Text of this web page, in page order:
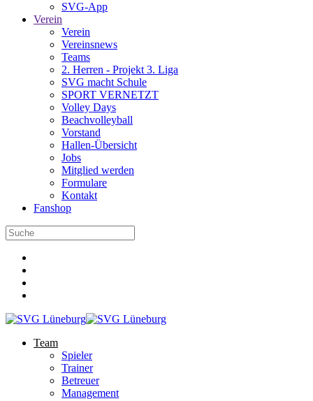
SVG-App
Verein
Verein
Vereinsnews
Teams
2. Herren - Projekt 3. Liga
SVG macht Schule
SPORT VERNETZT
Volley Days
Beachvolleyball
Vorstand
Hallen-Übersicht
Jobs
Mitglied werden
Formulare
Kontakt
Fanshop
Team
Spieler
Trainer
Betreuer
Management